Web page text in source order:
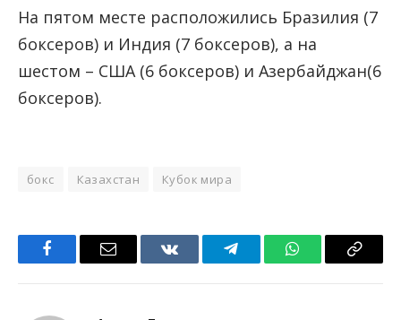
На пятом месте расположились Бразилия (7
боксеров) и Индия (7 боксеров), а на
шестом – США (6 боксеров) и Азербайджан(6
боксеров).
бокс Казахстан Кубок мира
FacebookEmail VKontakteTelegramWhatsAppCopy